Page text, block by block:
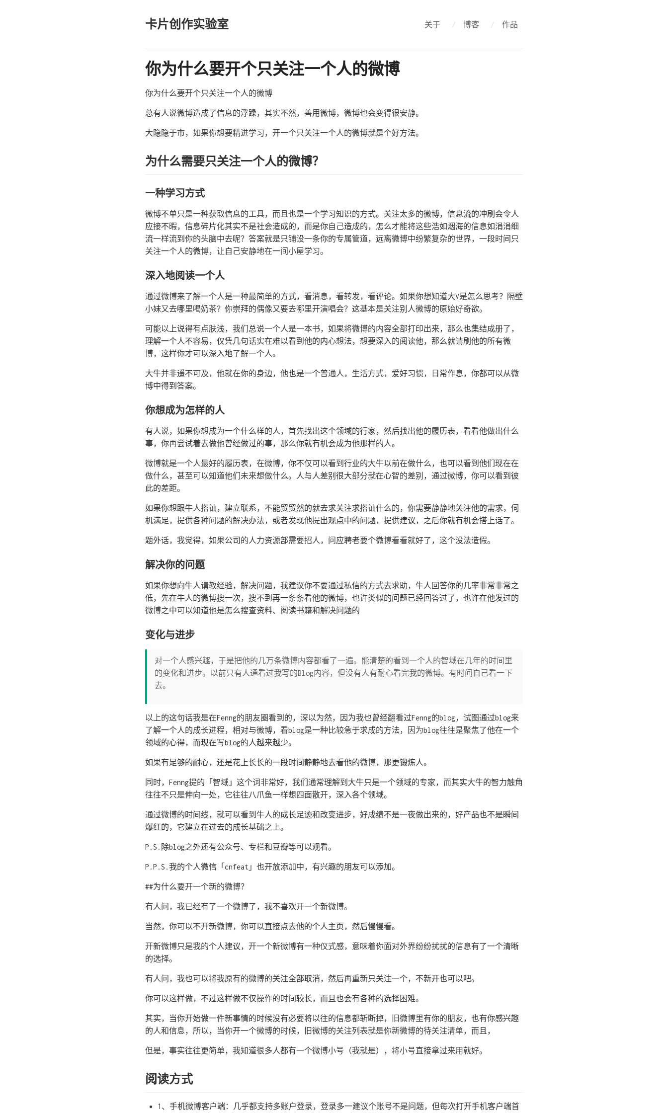
卡片创作实验室 关于 / 博客 / 作品
你为什么要开个只关注一个人的微博
你为什么要开个只关注一个人的微博
总有人说微博造成了信息的浮躁，其实不然，善用微博，微博也会变得很安静。
大隐隐于市，如果你想要精进学习，开一个只关注一个人的微博就是个好方法。
为什么需要只关注一个人的微博？
一种学习方式
微博不单只是一种获取信息的工具，而且也是一个学习知识的方式。关注太多的微博，信息流的冲刷会令人
应接不暇，信息碎片化其实不是社会造成的，而是你自己造成的，怎么才能将这些浩如烟海的信息如涓涓细
流一样流到你的头脑中去呢？答案就是只铺设一条你的专属管道，远离微博中纷繁复杂的世界，一段时间只
关注一个人的微博，让自己安静地在一间小屋学习。
深入地阅读一个人
通过微博来了解一个人是一种最简单的方式，看消息，看转发，看评论。如果你想知道大V是怎么思考？隔壁
小妹又去哪里喝奶茶？你崇拜的偶像又要去哪里开演唱会？这基本是关注别人微博的原始好奇欲。
可能以上说得有点肤浅，我们总说一个人是一本书，如果将微博的内容全部打印出来，那么也集结成册了，
理解一个人不容易，仅凭几句话实在难以看到他的内心想法，想要深入的阅读他，那么就请刷他的所有微
博，这样你才可以深入地了解一个人。
大牛并非遥不可及，他就在你的身边，他也是一个普通人，生活方式，爱好习惯，日常作息，你都可以从微
博中得到答案。
你想成为怎样的人
有人说，如果你想成为一个什么样的人，首先找出这个领域的行家，然后找出他的履历表，看看他做出什么
事，你再尝试着去做他曾经做过的事，那么你就有机会成为他那样的人。
微博就是一个人最好的履历表，在微博，你不仅可以看到行业的大牛以前在做什么，也可以看到他们现在在
做什么，甚至可以知道他们未来想做什么。人与人差别很大部分就在心智的差别，通过微博，你可以看到彼
此的差距。
如果你想跟牛人搭讪，建立联系，不能贸贸然的就去求关注求搭讪什么的，你需要静静地关注他的需求，伺
机满足，提供各种问题的解决办法，或者发现他提出观点中的问题，提供建议，之后你就有机会搭上话了。
题外话，我觉得，如果公司的人力资源部需要招人，问应聘者要个微博看看就好了，这个没法造假。
解决你的问题
如果你想向牛人请教经验，解决问题，我建议你不要通过私信的方式去求助，牛人回答你的几率非常非常之
低，先在牛人的微博搜一次，搜不到再一条条看他的微博，也许类似的问题已经回答过了，也许在他发过的
微博之中可以知道他是怎么搜查资料、阅读书籍和解决问题的
变化与进步
对一个人感兴趣，于是把他的几万条微博内容都看了一遍。能清楚的看到一个人的智域在几年的时间里
的变化和进步。以前只有人通看过我写的Blog内容，但没有人有耐心看完我的微博。有时间自己看一下
去。
以上的这句话我是在Fenng的朋友圈看到的，深以为然，因为我也曾经翻看过Fenng的blog，试图通过blog来
了解一个人的成长进程，相对与微博，看blog是一种比较急于求成的方法，因为blog往往是聚焦了他在一个
领域的心得，而现在写blog的人越来越少。
如果有足够的耐心，还是花上长长的一段时间静静地去看他的微博，那更锻炼人。
同时，Fenng提的「智域」这个词非常好，我们通常理解到大牛只是一个领域的专家，而其实大牛的智力触角
往往不只是伸向一处，它往往八爪鱼一样想四面散开，深入各个领域。
通过微博的时间线，就可以看到牛人的成长足迹和改变进步，好成绩不是一夜做出来的，好产品也不是瞬间
爆红的，它建立在过去的成长基础之上。
P.S.除blog之外还有公众号、专栏和豆瓣等可以观看。
P.P.S.我的个人微信「cnfeat」也开放添加中，有兴趣的朋友可以添加。
##为什么要开一个新的微博？
有人问，我已经有了一个微博了，我不喜欢开一个新微博。
当然，你可以不开新微博，你可以直接点去他的个人主页，然后慢慢看。
开新微博只是我的个人建议，开一个新微博有一种仪式感，意味着你面对外界纷纷扰扰的信息有了一个清晰
的选择。
有人问，我也可以将我原有的微博的关注全部取消，然后再重新只关注一个，不新开也可以吧。
你可以这样做，不过这样做不仅操作的时间较长，而且也会有各种的选择困难。
其实，当你开始做一件新事情的时候没有必要将以往的信息都斩断掉，旧微博里有你的朋友，也有你感兴趣
的人和信息，所以，当你开一个微博的时候，旧微博的关注列表就是你新微博的待关注清单，而且，
但是，事实往往更简单，我知道很多人都有一个微博小号（我就是），将小号直接拿过来用就好。
阅读方式
1、手机微博客户端：几乎都支持多账户登录，登录多一建议个账号不是问题，但每次打开手机客户端首